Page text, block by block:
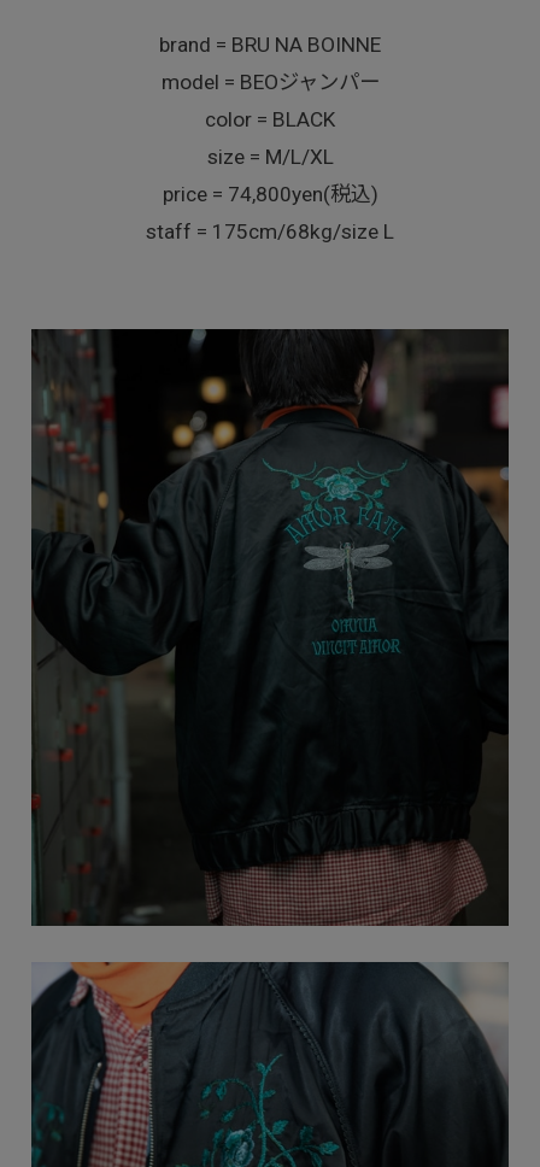
brand = BRU NA BOINNE
model = BEOジャンパー
color = BLACK
size = M/L/XL
price = 74,800yen(税込)
staff = 175cm/68kg/size L